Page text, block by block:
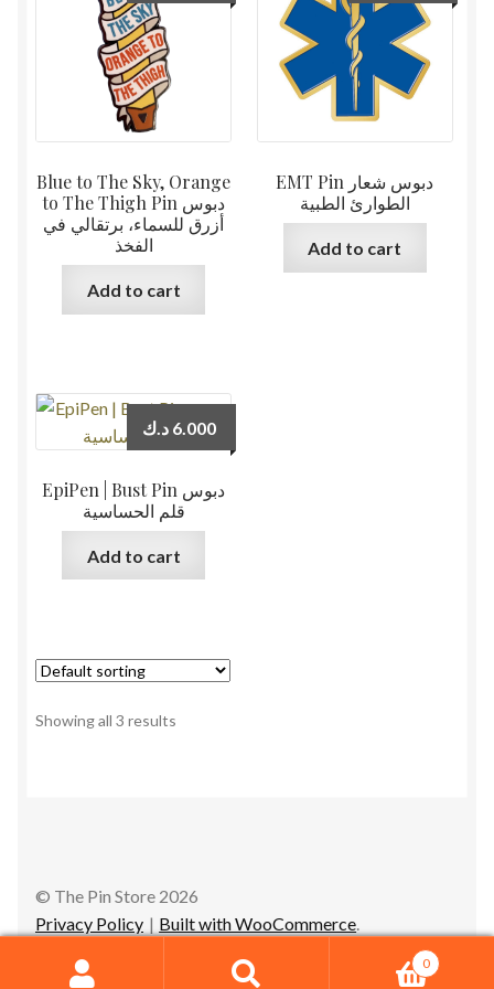
Blue to The Sky, Orange
to The Thigh Pin دبوس
أزرق للسماء، برتقالي في
الفخذ
Add to cart
EMT Pin دبوس شعار
الطوارئ الطبية
Add to cart
EpiPen | Bust Pin دبوس
قلم الحساسية
6.000 د.ك
Add to cart
Showing all 3 results
© The Pin Store 2026
Privacy Policy
Built with WooCommerce.
0